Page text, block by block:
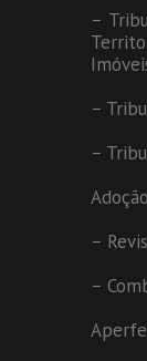
–
–
–
–
–